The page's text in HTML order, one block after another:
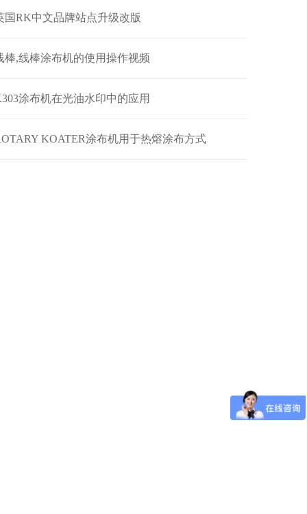
国RK中文品牌站点升级改版
棒,线棒涂布机的使用操作视频
涂布机在光油水印中的应用
KOATER涂布机用于热熔涂布方式